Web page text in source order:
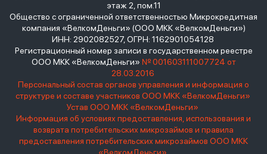
этаж 2, пом.11
Общество с ограниченной ответственностью Микрокредитная
компания «ВелкомДеньги» (ООО МКК «ВелкомДеньги»)
ИНН: 2902082527, ОГРН: 1162901054128
Регистрационный номер записи в государственном реестре
ООО МКК «ВелкомДеньги» № 001603111007724 от
28.03.2016
Персональный состав органов управления и информация о
структуре и составе участников ООО МКК «ВелкомДеньги»
Устав ООО МКК «ВелкомДеньги»
Информация об условиях предоставления, использования и
возврата потребительских микрозаймов и правила
предоставления потребительских микрозаймов ООО МКК